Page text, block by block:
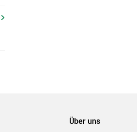
Über uns